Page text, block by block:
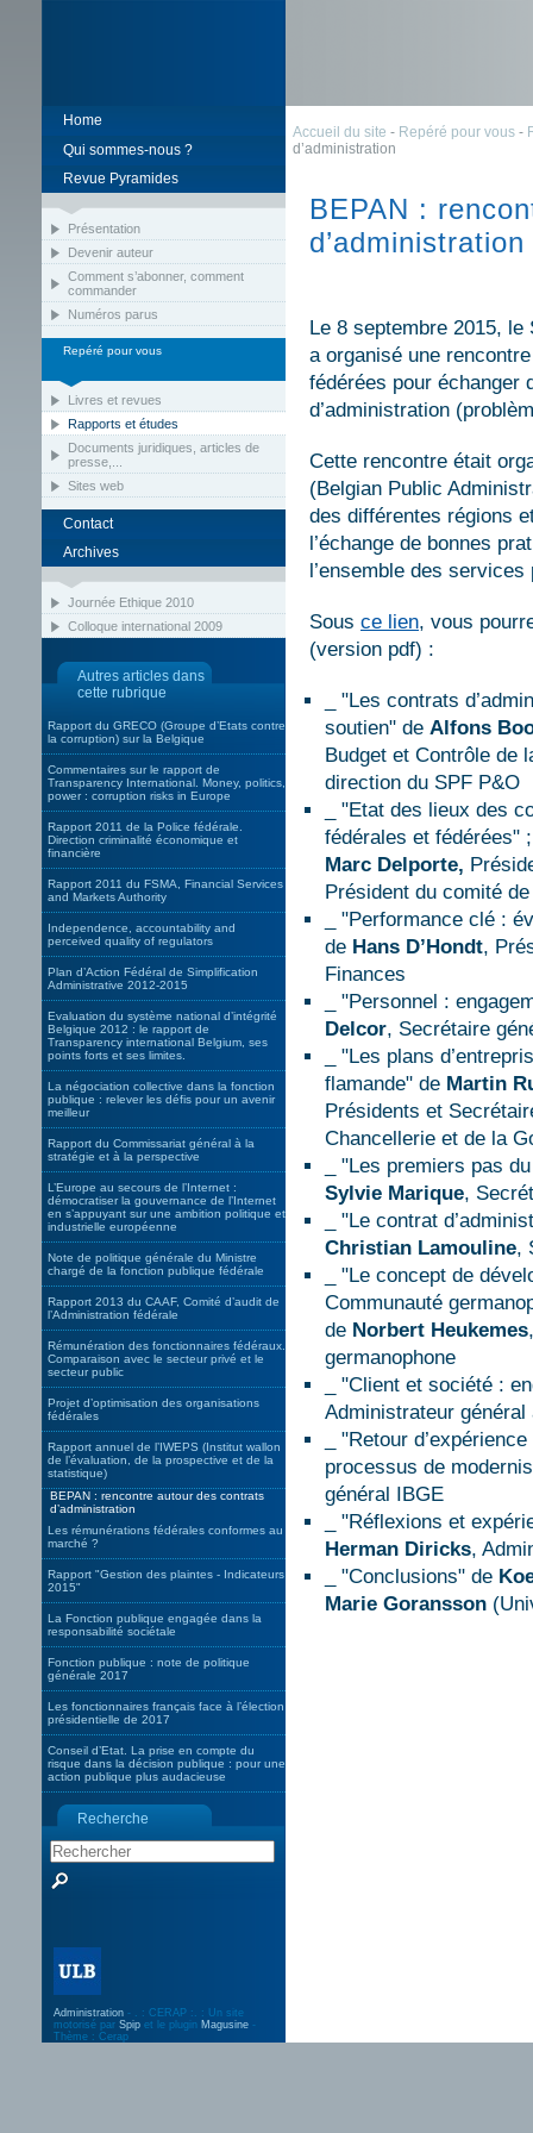
Home
Qui sommes-nous ?
Revue Pyramides
Présentation
Devenir auteur
Comment s’abonner, comment
commander
Numéros parus
Repéré pour vous
Livres et revues
Rapports et études
Documents juridiques, articles de
presse,...
Sites web
Contact
Archives
Journée Ethique 2010
Colloque international 2009
Autres articles dans
cette rubrique
Rapport du GRECO (Groupe d’Etats contre
la corruption) sur la Belgique
Commentaires sur le rapport de
Transparency International. Money, politics,
power : corruption risks in Europe
Rapport 2011 de la Police fédérale.
Direction criminalité économique et
financière
Rapport 2011 du FSMA, Financial Services
and Markets Authority
Independence, accountability and
perceived quality of regulators
Plan d’Action Fédéral de Simplification
Administrative 2012-2015
Evaluation du système national d’intégrité
Belgique 2012 : le rapport de
Transparency international Belgium, ses
points forts et ses limites.
La négociation collective dans la fonction
publique : relever les défis pour un avenir
meilleur
Rapport du Commissariat général à la
stratégie et à la perspective
L’Europe au secours de l’Internet :
démocratiser la gouvernance de l’Internet
en s’appuyant sur une ambition politique et
industrielle européenne
Note de politique générale du Ministre
chargé de la fonction publique fédérale
Rapport 2013 du CAAF, Comité d’audit de
l’Administration fédérale
Rémunération des fonctionnaires fédéraux.
Comparaison avec le secteur privé et le
secteur public
Projet d’optimisation des organisations
fédérales
Rapport annuel de l’IWEPS (Institut wallon
de l’évaluation, de la prospective et de la
statistique)
BEPAN : rencontre autour des contrats
d’administration
Les rémunérations fédérales conformes au
marché ?
Rapport "Gestion des plaintes - Indicateurs
2015"
La Fonction publique engagée dans la
responsabilité sociétale
Fonction publique : note de politique
générale 2017
Les fonctionnaires français face à l’élection
présidentielle de 2017
Conseil d’Etat. La prise en compte du
risque dans la décision publique : pour une
action publique plus audacieuse
Recherche
Accueil du site - Repéré pour vous -
d’administration
BEPAN :
d’administration
Le 8 septembre 2015,
a organisé une
fédérées pour échanger
d’administration
Cette rencontre était
(Belgian Public
des différentes régions
l’échange de bonnes
l’ensemble des
Sous ce lien, vous
(version pdf) :
_ "Les contrats
soutien" de Alfons
Budget et Contrôle de
direction du SPF P&O
_ "Etat des lieux des
fédérales et fédérées"
Marc Delporte,
Président du comité
_ "Performance clé :
de Hans D’Hondt,
Finances
_ "Personnel :
Delcor, Secrétaire
_ "Les plans
flamande" de Martin
Présidents et
Chancellerie et de la
_ "Les premiers pas
Sylvie Marique,
_ "Le contrat
Christian Lamouline,
_ "Le concept de
Communauté
de Norbert Heukemes
germanophone
_ "Client et société :
Administrateur général
_ "Retour
processus de
général IBGE
_ "Réflexions et
Herman Diricks,
_ "Conclusions" de
Marie Goransson
Administration - . : CERAP :. : Un site
motorisé par Spip et le plugin Magusine -
Thème : Cerap